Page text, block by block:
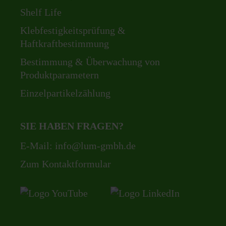
Shelf Life
Klebfestigkeitsprüfung &
Haftkraftbestimmung
Bestimmung & Überwachung von
Produktparametern
Einzelpartikelzählung
SIE HABEN FRAGEN?
E-Mail: info@lum-gmbh.de
Zum Kontaktformular